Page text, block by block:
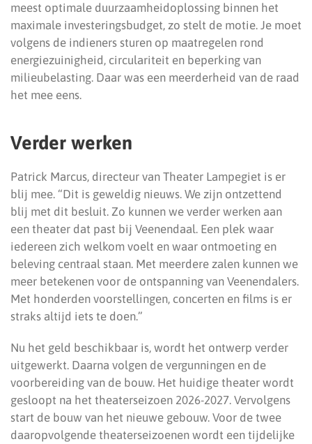
meest optimale duurzaamheidoplossing binnen het
maximale investeringsbudget, zo stelt de motie. Je moet
volgens de indieners sturen op maatregelen rond
energiezuinigheid, circulariteit en beperking van
milieubelasting. Daar was een meerderheid van de raad
het mee eens.
Verder werken
Patrick Marcus, directeur van Theater Lampegiet is er
blij mee. “Dit is geweldig nieuws. We zijn ontzettend
blij met dit besluit. Zo kunnen we verder werken aan
een theater dat past bij Veenendaal. Een plek waar
iedereen zich welkom voelt en waar ontmoeting en
beleving centraal staan. Met meerdere zalen kunnen we
meer betekenen voor de ontspanning van Veenendalers.
Met honderden voorstellingen, concerten en films is er
straks altijd iets te doen.”
Nu het geld beschikbaar is, wordt het ontwerp verder
uitgewerkt. Daarna volgen de vergunningen en de
voorbereiding van de bouw. Het huidige theater wordt
gesloopt na het theaterseizoen 2026-2027. Vervolgens
start de bouw van het nieuwe gebouw. Voor de twee
daaropvolgende theaterseizoenen wordt een tijdelijke